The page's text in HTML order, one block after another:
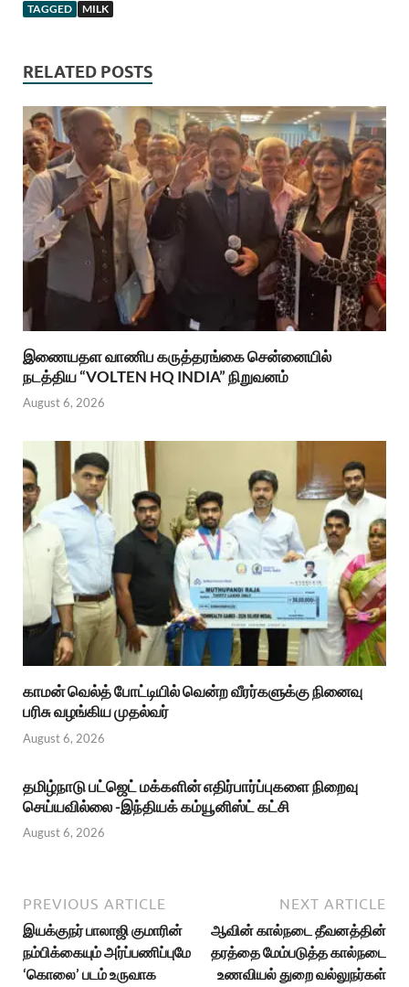
TAGGED MILK
RELATED POSTS
இணையதள வாணிப கருத்தரங்கை சென்னையில்
நடத்திய “VOLTEN HQ INDIA” நிறுவனம்
August 6, 2026
காமன் வெல்த் போட்டியில் வென்ற வீரர்களுக்கு நினைவு
பரிசு வழங்கிய முதல்வர்
August 6, 2026
தமிழ்நாடு பட்ஜெட் மக்களின் எதிர்பார்ப்புகளை நிறைவு
செய்யவில்லை -இந்தியக் கம்யூனிஸ்ட் கட்சி
August 6, 2026
PREVIOUS ARTICLE
இயக்குநர் பாலாஜி குமாரின்
நம்பிக்கையும் அர்ப்பணிப்புமே
‘கொலை’ படம் உருவாக
NEXT ARTICLE
ஆவின் கால்நடை தீவனத்தின்
தரத்தை மேம்படுத்த கால்நடை
உணவியல் துறை வல்லுநர்கள்